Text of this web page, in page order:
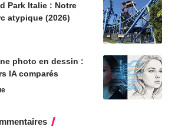
Park Italie : Notre
atypique (2026)
photo en dessin :
IA comparés